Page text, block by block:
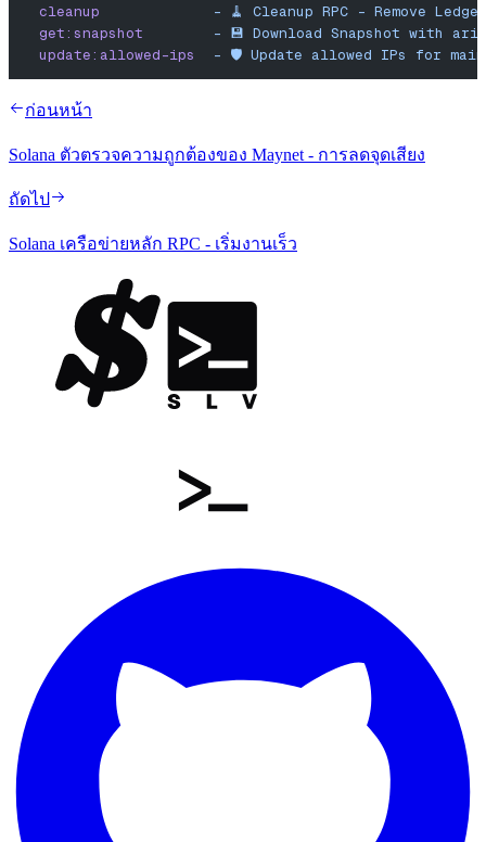
  cleanup
             -
🧹 Cleanup RPC - Remove
  get:snapshot
        -
💾 Download Snapshot with
  update:allowed-ips
  -
🛡️ Update allowed IPs for
ก่อนหน้า
Solana ตัวตรวจความถูกต้องของ Maynet - การลดจุดเสียง
ถัดไป
Solana เครือข่ายหลัก RPC - เริ่มงานเร็ว